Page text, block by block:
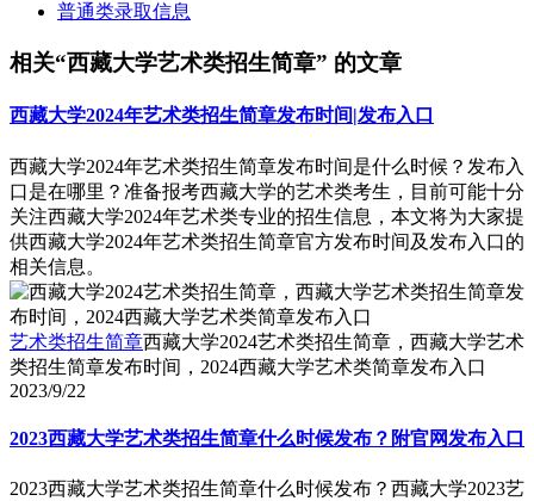
普通类录取信息
相关“西藏大学艺术类招生简章” 的文章
西藏大学2024年艺术类招生简章发布时间|发布入口
西藏大学2024年艺术类招生简章发布时间是什么时候？发布入
口是在哪里？准备报考西藏大学的艺术类考生，目前可能十分
关注西藏大学2024年艺术类专业的招生信息，本文将为大家提
供西藏大学2024年艺术类招生简章官方发布时间及发布入口的
相关信息。
艺术类招生简章西藏大学2024艺术类招生简章，西藏大学艺术
类招生简章发布时间，2024西藏大学艺术类简章发布入口
2023/9/22
2023西藏大学艺术类招生简章什么时候发布？附官网发布入口
2023西藏大学艺术类招生简章什么时候发布？西藏大学2023艺